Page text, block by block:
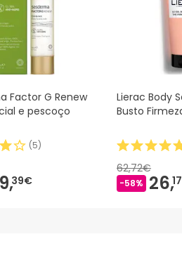
Factor G Renew
e pescoço
(5)
39€
Lierac Body
Busto
62,72€
-58% 26,